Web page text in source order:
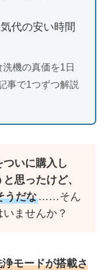
代の安い時間
機の真価を1日
事で1つずつ解説
いに購入し
思ったけど、
うだな……そん
ませんか？
モードが搭載さ